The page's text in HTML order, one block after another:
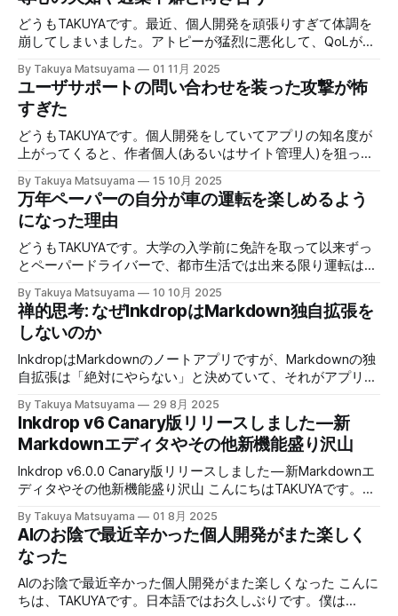
ルにもある通り、結論から言うとそれは「愛嬌」だと思いま
す。以下、中年男性の愛嬌の重要性について説明します。
TL;DR * 「貫禄が出てきたね」と言われたら注意 * 笑顔を作
れ。オッサンがムスッとしてたら普通に怖い * 謙虚に振る舞
え。実績を積むと周りが萎縮する * ギャップ萌えを活用しろ
「貫禄が出てきたね」と言わ
にしない 自分のようなフリーランサーまたは自作サービス
で生計を立てている人は、時間の使い方を自分で自由に決め
い、それを指摘したり止めてくれる人がいないという欠点も
あります。自分には妻がいますが、全く違う業界なので自分
の作業ペースがどのようなものか具体的に把握できません。
「疲れた！」と言えば「休んだら？」と言ってくれますが、
働き方やペース配分などにまで口は出しません。なので、他
人のストップサインはアテに出来ません。 (心理カウンセラ
ーの可能性を別途検討中) 最近子供が生まれたので厳密なル
ーティン実行は出来ない 一日を時間単位・分単位で区切っ
てルーティンを組むのは気持ちがいいですよね。僕もそうし
たい
どうもTAKUYAです。最近、個人開発を頑張りすぎて体調を
崩してしまいました。アトピーが猛烈に悪化して、QoLが著
以上歩いて、徐々に回復しつつあります。 この過ちを繰り
返さないためにも、自分は一体何が原因で頑張りすぎてしま
うのか？という事について深堀りして考えてみたいと思いま
す。また、個人開発におけるメンタルヘルスはあまり語られ
ていないトピックだと思います。本記事が、同じように仕事
なんとなく続けていたソフト開発が自分を救った * 原体験が
歪んだモチベーションを生んでしまった * 親が引くほどの過
集中癖がある * 生得的な直せないバグと考えることにする *
アプリの成功に関係なく、自分をあるがままに受け入れる *
挫折しないのは、なんだかんだで前向きだから * ユーザさん
から「休め！」と叱咤された * 人生は長い。個人開発なんか
で死ぬな 自己の原体験について振り返ってみる 個人開発だ
けで生活するようになって、かれこれ8年ぐらいが経ちま
す。こう
By Takuya Matsuyama 01 11月 2025
ユーザサポートの問い合わせを装った攻撃が怖
すぎた
どうもTAKUYAです。個人開発をしていてアプリの知名度が
上がってくると、作者個人(あるいはサイト管理人)を狙った
ルを受け取ったのでシェアします。 件名: Cookie consent
prevents platform access Hello, I cannot access use the
store. The cookie consent notice keeps appearing and
nothing happens once I approve or try to close it, so I’m
unable to interact with the website. Please provide
By Takuya Matsuyama 15 10月 2025
万年ペーパーの自分が車の運転を楽しめるよう
になった理由
どうもTAKUYAです。大学の入学前に免許を取って以来ずっ
とペーパードライバーで、都市生活では出来る限り運転は避
可能性もある代物を日常的に運転するなんて考えられなかっ
た。 そんな自分に転機が訪れたのは、結婚して大阪に戻っ
た事と、子供ができた事、そしてアウトドアに興味を持った
事だ。大阪近辺だと箕面とか野勢、神戸、丹波篠山などが日
帰りでドライブしやすい距離だ。それで、恐る恐るタイムズ
の車も生きた人間が運転しているという驚き まず運転して
いて気づいたのは、他の車にも生きた人間が運転していると
言う点だ。そんなのは当たり前だろと思うかもしれないが、
結構新鮮な発見だった。Grand Theft Autoなどの現代をモチ
ーフにしたゲームをプレイすれば分かるが、NPCの車の動き
は鈍臭いのでガンガンぶつかる。プレイヤーの進行を予測し
た動きなどしないからだ。 しかし現実では相手も事故りた
くないので、お互いに動きを読み合い、譲り合って運転す
る。ルードな運転手もたまにいるものの、どちらかがよっぽ
By Takuya Matsuyama 10 10月 2025
禅的思考: なぜInkdropはMarkdown独自拡張を
しないのか
InkdropはMarkdownのノートアプリですが、Markdownの独
自拡張は「絶対にやらない」と決めていて、それがアプリの
Markdown)の強みは、ソフトウェア業界標準で広く使われて
い緩い文書フォーマットという所です。 アプリの独自記法
を加えてしまったら、あなたの書いたノートはたちまちそれ
らと互換性がなくなります。 「独自記法を加えた方が便利
な機能が付けられるだろう」と思うかもしれません。もちろ
いくつかあります。例えば画像のサイズ指定方法が定まって
いない、など。それでも自分は、ノートの可搬性を第一にし
てきました。その裏には禅にまつわる哲学があります。 日
本の文化は周りの環境と対立するのではなく、溶け込もう、
馴染ませよう、共生しようとする傾向があります。窓の借
景、枯山水、建築の非対称性、茶室のシンプルさ、侘び寂び
By Takuya Matsuyama 29 8月 2025
Inkdrop v6 Canary版リリースしました — 新
Markdownエディタやその他新機能盛り沢山
Inkdrop v6.0.0 Canary版リリースしました — 新Markdownエ
ディタやその他新機能盛り沢山 こんにちはTAKUYAです。
v6では、アプリのコア機能の改善がたくさん盛り込まれてい
ます！ * リリースノート(英語):
https://forum.inkdrop.app/t/inkdrop-desktop-v6-0-0-
canary-1/5339 CodeMirror 6 ベースの新しいエディタ フロ
ーティングツールバー v5ではツールバーがエディタの上部
By Takuya Matsuyama 01 8月 2025
AIのお陰で最近辛かった個人開発がまた楽しく
なった
AIのお陰で最近辛かった個人開発がまた楽しくなった こんに
ちは、TAKUYAです。日本語ではお久しぶりです。僕は